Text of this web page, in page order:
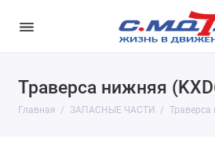
Траверса нижняя
Главная ЗАПАСНЫЕ ЧАСТИ Траверса